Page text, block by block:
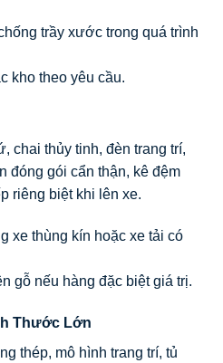
trầy xước trong quá trình
kho theo yêu cầu.
chai thủy tinh, đèn trang trí,
đóng gói cẩn thận, kê đệm
riêng biệt khi lên xe.
xe thùng kín hoặc xe tải có
gỗ nếu hàng đặc biệt giá trị.
Thước Lớn
thép, mô hình trang trí, tủ